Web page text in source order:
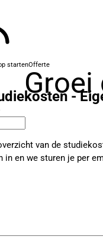
Groei
startenOfferte
-
van de
in en we sturen je per